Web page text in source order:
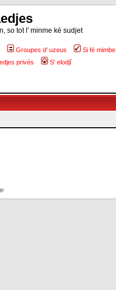
so tot l' minme ké sudjet
Groupes d' uzeus
Si fé mimbe
privés S' elodjî